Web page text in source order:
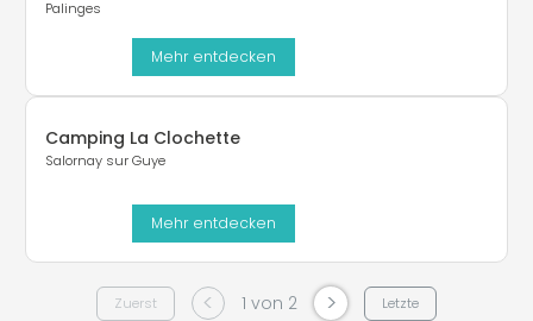
Palinges
Mehr entdecken
Camping La Clochette
Salornay sur Guye
Mehr entdecken
Zuerst < 1 von 2 > Letzte